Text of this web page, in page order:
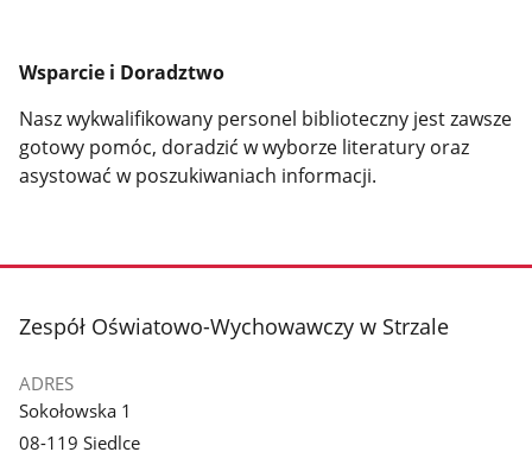
Wsparcie i Doradztwo
Nasz wykwalifikowany personel biblioteczny jest zawsze
gotowy pomóc, doradzić w wyborze literatury oraz
asystować w poszukiwaniach informacji.
stopka
Zespół Oświatowo-Wychowawczy w Strzale
ADRES
Sokołowska 1
08-119 Siedlce